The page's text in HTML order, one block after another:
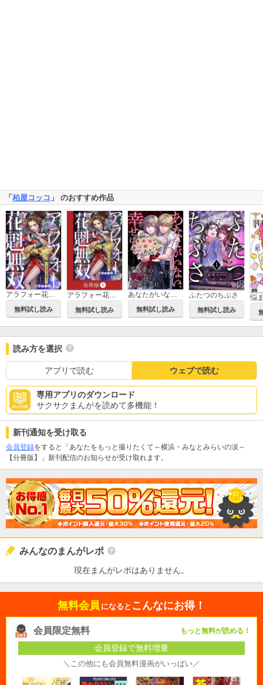
「 柏屋コッコ 」 のおすすめ作品
アラフォー花魁無双～夫の仇に復讐を～
無料試し読み
アラフォー花魁無双～夫の仇に復讐を～【合冊版】
無料試し読み
あなたがいない、幸せは～サレ妻の復讐は花束と共に～
無料試し読み
ふたつのちぶさ
無料試し読み
読み方を選択
アプリで読む ウェブで読む
専用アプリのダウンロード
サクサクまんがを読めて多機能！
新刊通知を受け取る
会員登録をすると「あなたをもっと撮りたくて～横浜・みなとみらいの涙～
【分冊版】」新刊配信のお知らせが受け取れます。
みんなのまんがレポ
現在まんがレポはありません。
無料会員 になると こんなにお得！
会員限定無料 もっと無料が読める！
会員登録で無料増量
＼この他にも会員無料漫画がいっぱい／